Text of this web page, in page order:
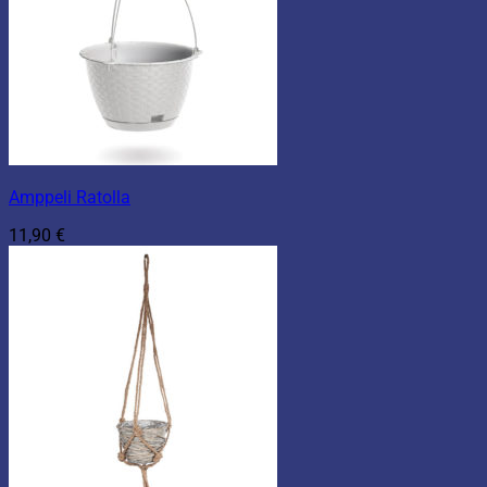
Amppeli Ratolla
11,90 €